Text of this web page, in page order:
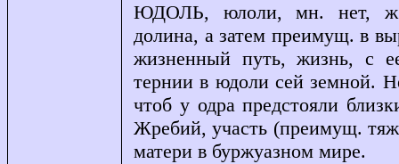
ЮДОЛЬ, юлоли, мн. нет, ж.
долина, а затем преимущ. в
жизненный путь, жизнь, с
тернии в юдоли сей земной.
чтоб у одра предстояли
Жребий, участь (преимущ.
матери в буржуазном мире.